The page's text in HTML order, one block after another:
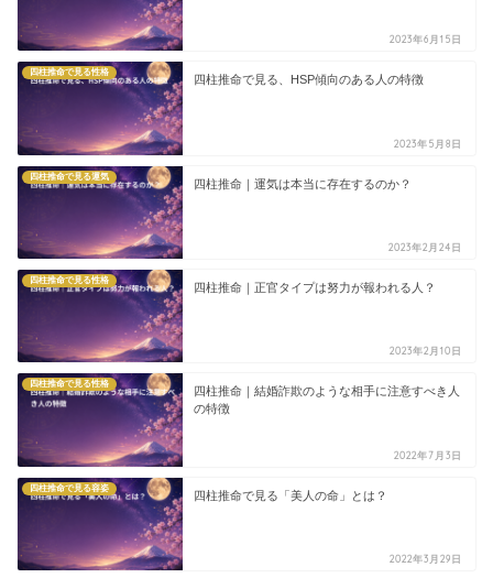
2023年6月15日
四柱推命で見る性格
四柱推命で見る、HSP傾向のある人の特徴
2023年5月8日
四柱推命で見る運気
四柱推命｜運気は本当に存在するのか？
2023年2月24日
四柱推命で見る性格
四柱推命｜正官タイプは努力が報われる人？
2023年2月10日
四柱推命で見る性格
四柱推命｜結婚詐欺のような相手に注意すべき人
の特徴
2022年7月3日
四柱推命で見る容姿
四柱推命で見る「美人の命」とは？
2022年3月29日